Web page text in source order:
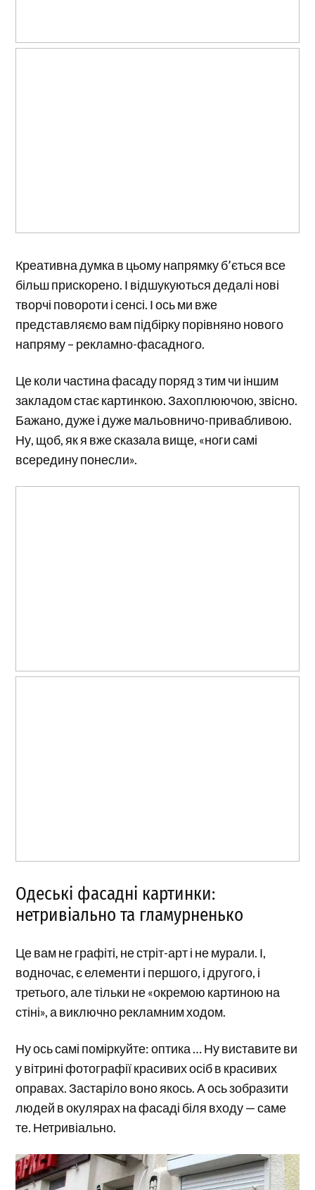
Креативна думка в цьому напрямку б’ється все
більш прискорено. І відшукуються дедалі нові
творчі повороти і сенсі. І ось ми вже
представляємо вам підбірку порівняно нового
напряму – рекламно-фасадного.
Це коли частина фасаду поряд з тим чи іншим
закладом стає картинкою. Захоплюючою, звісно.
Бажано, дуже і дуже мальовничо-привабливою.
Ну, щоб, як я вже сказала вище, «ноги самі
всередину понесли».
Одеські фасадні картинки:
нетривіально та гламурненько
Це вам не графіті, не стріт-арт і не мурали. І,
водночас, є елементи і першого, і другого, і
третього, але тільки не «окремою картиною на
стіні», а виключно рекламним ходом.
Ну ось самі поміркуйте: оптика … Ну виставите ви
у вітрині фотографії красивих осіб в красивих
оправах. Застаріло воно якось. А ось зобразити
людей в окулярах на фасаді біля входу — саме
те. Нетривіально.